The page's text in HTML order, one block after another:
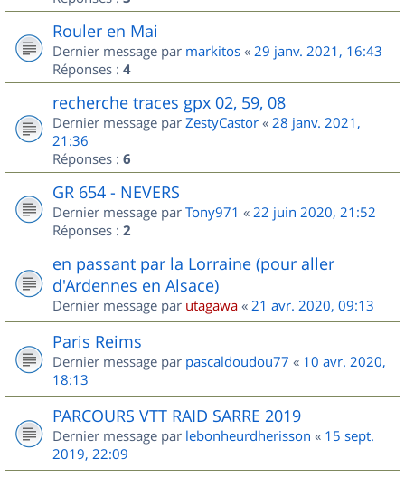
Rouler en Mai
Dernier message par markitos « 29 janv. 2021, 16:43
Réponses : 4
recherche traces gpx 02, 59, 08
Dernier message par ZestyCastor « 28 janv. 2021,
21:36
Réponses : 6
GR 654 - NEVERS
Dernier message par Tony971 « 22 juin 2020, 21:52
Réponses : 2
en passant par la Lorraine (pour aller
d'Ardennes en Alsace)
Dernier message par utagawa « 21 avr. 2020, 09:13
Paris Reims
Dernier message par pascaldoudou77 « 10 avr. 2020,
18:13
PARCOURS VTT RAID SARRE 2019
Dernier message par lebonheurdherisson « 15 sept.
2019, 22:09